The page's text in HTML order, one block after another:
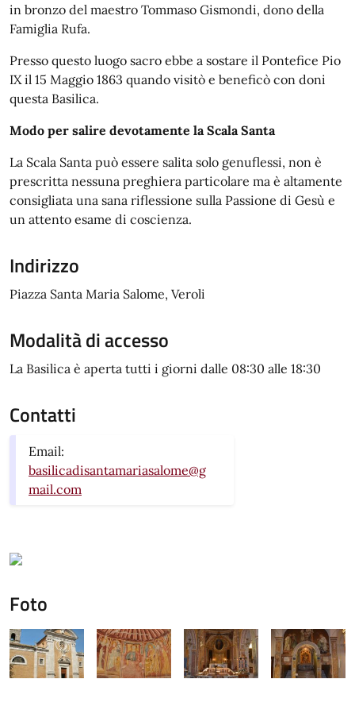
in bronzo del maestro Tommaso Gismondi, dono della
Famiglia Rufa.
Presso questo luogo sacro ebbe a sostare il Pontefice Pio
IX il 15 Maggio 1863 quando visitò e beneficò con doni
questa Basilica.
Modo per salire devotamente la Scala Santa
La Scala Santa può essere salita solo genuflessi, non è
prescritta nessuna preghiera particolare ma è altamente
consigliata una sana riflessione sulla Passione di Gesù e
un attento esame di coscienza.
Indirizzo
Piazza Santa Maria Salome, Veroli
Modalità di accesso
La Basilica è aperta tutti i giorni dalle 08:30 alle 18:30
Contatti
Email:
basilicadisantamariasalome@g
mail.com
Foto